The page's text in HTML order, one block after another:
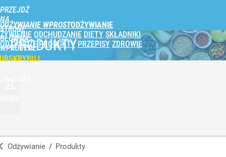
PRZEJDŹ
NA
STRONĘ
GŁÓWNĄ
WPROST.PL
ODŻYWIANIE WPROST
ŻYWIENIE ODCHUDZANIE DIETY SKŁADNIKI
ODŻYWCZE PRODUKTY PRZEPISY ZDROWIE
PRODUKTY
Odżywianie / Produkty